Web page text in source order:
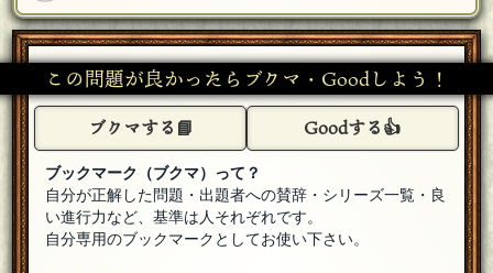
この問題が良かったらブクマ・Goodしよう！
ブクマする📘 Goodする👍
ブックマーク（ブクマ）って？
自分が正解した問題・出題者への賛辞・シリーズ一覧・良
い進行力など、基準は人それぞれです。
自分専用のブックマークとしてお使い下さい。